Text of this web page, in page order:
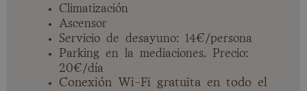
Climatización
Ascensor
Servicio de desayuno: 14€/persona
Parking en la mediaciones. Precio:
20€/día
Conexión Wi-Fi gratuita en todo el